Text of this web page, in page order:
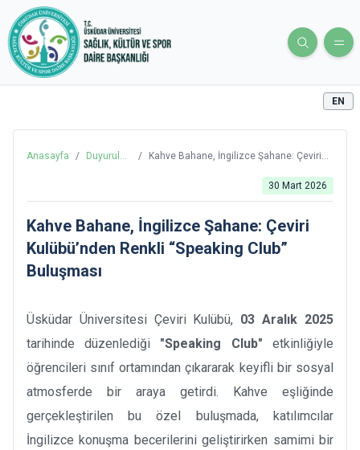
EN
Anasayfa /
Duyurular
/
Kahve Bahane, İngilizce Şahane: Çeviri
30 Mart 2026
Kahve Bahane, İngilizce Şahane: Çeviri
Kulübü’nden Renkli “Speaking Club”
Buluşması
Üsküdar Üniversitesi Çeviri Kulübü, 03 Aralık 2025
tarihinde düzenlediği "Speaking Club" etkinliğiyle
öğrencileri sınıf ortamından çıkararak keyifli bir sosyal
atmosferde bir araya getirdi. Kahve eşliğinde
gerçekleştirilen bu özel buluşmada, katılımcılar
İngilizce konuşma becerilerini geliştirirken samimi bir